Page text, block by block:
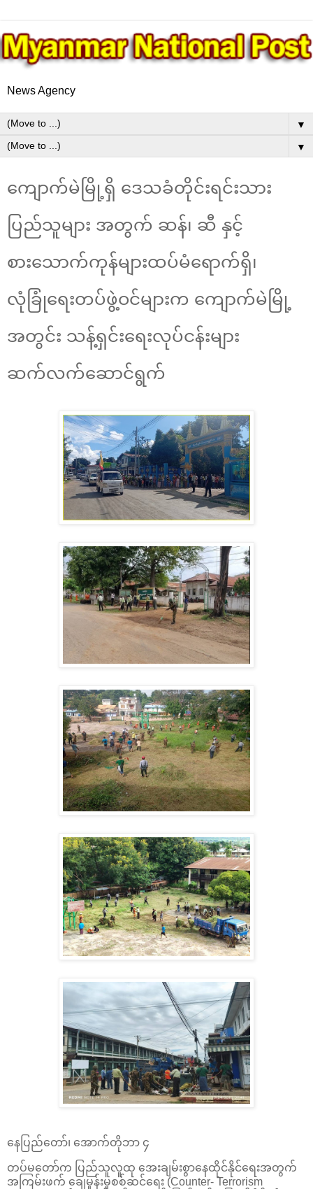
News Agency
▼
▼
ကျောက်မဲမြို့ရှိ ဒေသခံတိုင်းရင်းသား
ပြည်သူများ အတွက် ဆန်၊ ဆီ နှင့်
စားသောက်ကုန်များထပ်မံရောက်ရှိ၊
လုံခြုံရေးတပ်ဖွဲ့ဝင်များက ကျောက်မဲမြို့
အတွင်း သန့်ရှင်းရေးလုပ်ငန်းများ
ဆက်လက်ဆောင်ရွက်
နေပြည်တော်၊ အောက်တိုဘာ ၄
တပ်မတော်က ပြည်သူလူထု အေးချမ်းစွာနေထိုင်နိုင်ရေးအတွက်
အကြမ်းဖက် ချေမှုန်းမှုစစ်ဆင်ရေး (Counter- Terrorism